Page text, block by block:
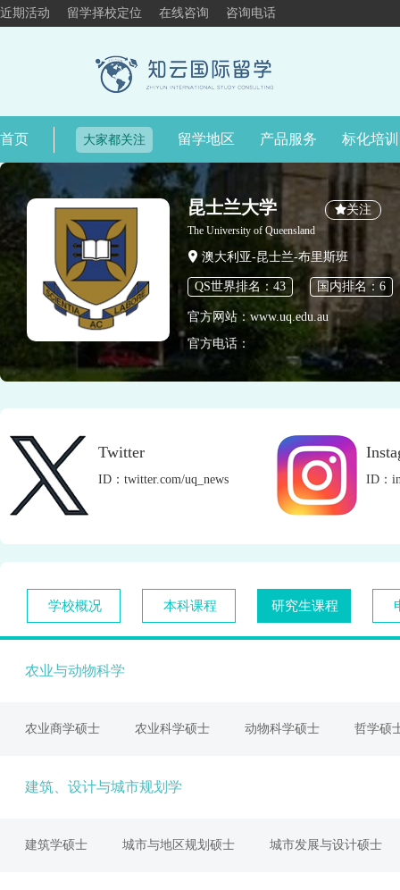
近期活动 留学择校定位 在线咨询 咨询电话
首页 大家都关注 留学地区 产品服务 标化培训
昆士兰大学 关注
The University of Queensland
澳大利亚-昆士兰-布里斯班
QS世界排名：43 国内排名：6
官方网站：www.uq.edu.au
官方电话：
Twitter
ID：twitter.com/uq_news ID：
学校概况 本科课程 研究生课程
农业与动物科学
农业商学硕士 农业科学硕士 动物科学硕士 哲学硕
建筑、设计与城市规划学
建筑学硕士 城市与地区规划硕士 城市发展与设计硕士